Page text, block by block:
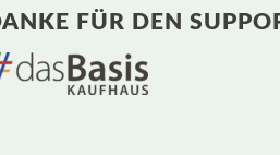
FÜR DEN